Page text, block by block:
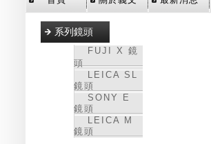
系列鏡頭
FUJI X 鏡
頭
LEICA SL
鏡頭
SONY E
鏡頭
LEICA M
鏡頭